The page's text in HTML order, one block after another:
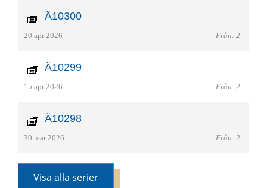
Ä10300
20 apr 2026 Från: 2
Ä10299
15 apr 2026 Från: 2
Ä10298
30 mar 2026 Från: 2
Visa alla serier